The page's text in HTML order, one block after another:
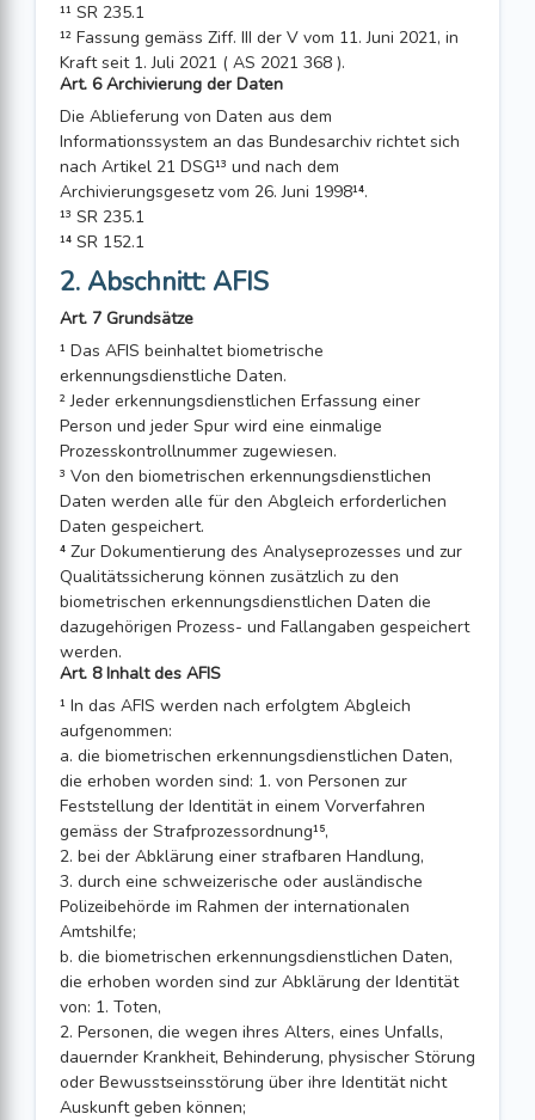
¹¹ SR 235.1
¹² Fassung gemäss Ziff. III der V vom 11. Juni 2021, in
Kraft seit 1. Juli 2021 ( AS 2021 368 ).
Art. 6 Archivierung der Daten
Die Ablieferung von Daten aus dem
Informationssystem an das Bundesarchiv richtet sich
nach Artikel 21 DSG¹³ und nach dem
Archivierungsgesetz vom 26. Juni 1998¹⁴.
¹³ SR 235.1
¹⁴ SR 152.1
2. Abschnitt: AFIS
Art. 7 Grundsätze
¹ Das AFIS beinhaltet biometrische
erkennungsdienstliche Daten.
² Jeder erkennungsdienstlichen Erfassung einer
Person und jeder Spur wird eine einmalige
Prozesskontrollnummer zugewiesen.
³ Von den biometrischen erkennungsdienstlichen
Daten werden alle für den Abgleich erforderlichen
Daten gespeichert.
⁴ Zur Dokumentierung des Analyseprozesses und zur
Qualitätssicherung können zusätzlich zu den
biometrischen erkennungsdienstlichen Daten die
dazugehörigen Prozess- und Fallangaben gespeichert
werden.
Art. 8 Inhalt des AFIS
¹ In das AFIS werden nach erfolgtem Abgleich
aufgenommen:
a. die biometrischen erkennungsdienstlichen Daten,
die erhoben worden sind: 1. von Personen zur
Feststellung der Identität in einem Vorverfahren
gemäss der Strafprozessordnung¹⁵,
2. bei der Abklä­rung einer strafbaren Handlung,
3. durch eine schweizerische oder ausländische
Polizeibehörde im Rahmen der internationalen
Amtshilfe;
b. die biometrischen erkennungsdienstlichen Daten,
die erhoben worden sind zur Abklärung der Identität
von: 1. Toten,
2. Personen, die wegen ihres Alters, eines Unfalls,
dauernder Krankheit, Behinderung, physischer Störung
oder Bewusstseinsstörung über ihre Identität nicht
Auskunft geben können;